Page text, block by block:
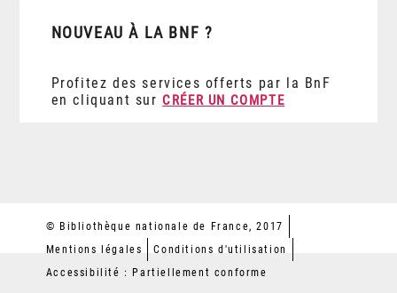
NOUVEAU À LA BNF ?
Profitez des services offerts par la BnF
en cliquant sur CRÉER UN COMPTE
© Bibliothèque nationale de France, 2017
Mentions légales
Conditions d'utilisation
Accessibilité : Partiellement conforme